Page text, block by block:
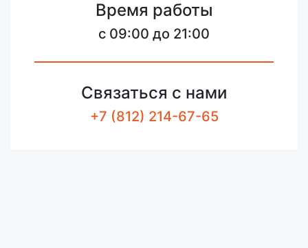
Время работы
c 09:00 до 21:00
Связаться с нами
+7 (812) 214-67-65